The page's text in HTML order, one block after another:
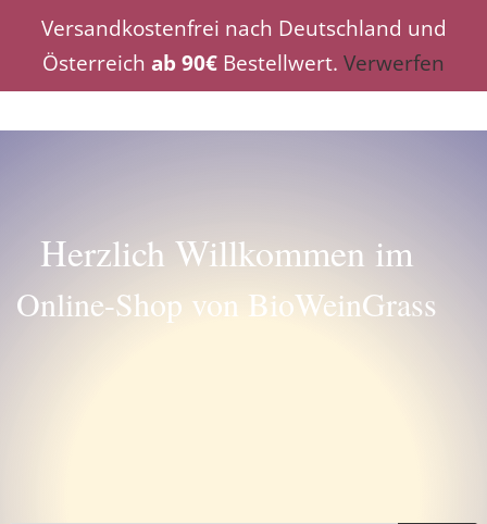
Versandkostenfrei nach Deutschland und
Österreich ab 90€ Bestellwert. Verwerfen
springen
Herzlich Willkommen im
Online-Shop von BioWeinGrass